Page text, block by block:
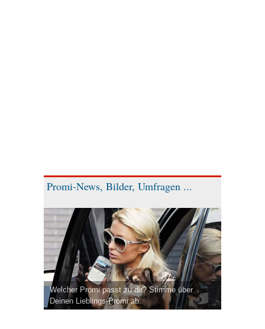
Promi-News, Bilder, Umfragen ...
Welcher Promi passt zu dir? Stimme über
Deinen Lieblings-Promi ab.